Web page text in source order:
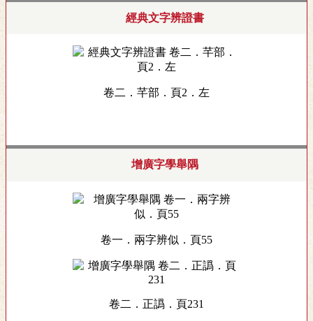
經典文字辨證書
卷二．芊部．頁2．左
增廣字學舉隅
卷一．兩字辨似．頁55
卷二．正譌．頁231